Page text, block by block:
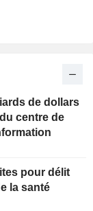
de dollars
centre de
pour délit
la santé